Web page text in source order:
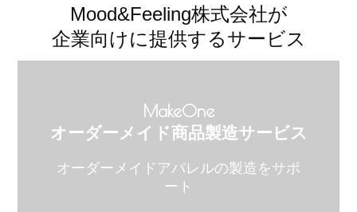
Mood&Feeling株式会社が
企業向けに提供するサービス
MakeOne
オーダーメイド商品製造サービス
オーダーメイドアパレルの製造をサポ
ート